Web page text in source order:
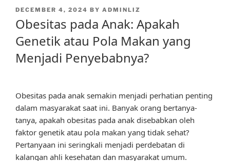
POSTED
DECEMBER 4, 2024 BY ADMINLIZ
Obesitas pada Anak: Apakah
Genetik atau Pola Makan yang
Menjadi Penyebabnya?
Obesitas pada anak semakin menjadi perhatian penting
dalam masyarakat saat ini. Banyak orang bertanya-
tanya, apakah obesitas pada anak disebabkan oleh
faktor genetik atau pola makan yang tidak sehat?
Pertanyaan ini seringkali menjadi perdebatan di
kalangan ahli kesehatan dan masyarakat umum.